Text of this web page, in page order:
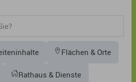
Flächen & Orte
Rathaus & Dienste